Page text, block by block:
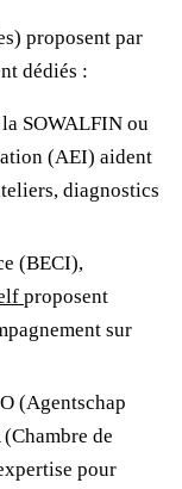
proposent par
dédiés :
SOWALFIN ou
(AEI) aident
diagnostics
(BECI),
proposent
sur
(Agentschap
de
pour